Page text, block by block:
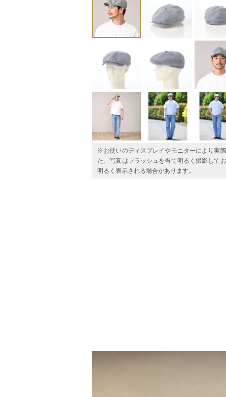
※お使いのディスプレイやモニターにより実
た、写真はフラッシュを当て明るく撮影して
明るく表示される場合があります。